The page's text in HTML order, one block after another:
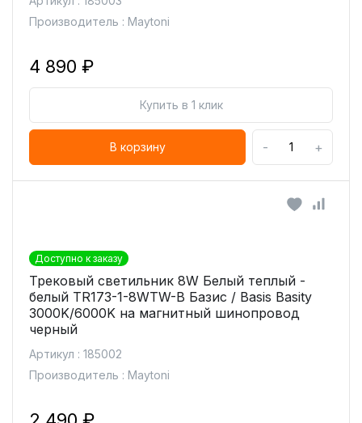
Производитель : Maytoni
4 890 ₽
Купить в 1 клик
В корзину - +
Доступно к заказу
Трековый светильник 8W Белый теплый -
белый TR173-1-8WTW-B Базис / Basis Basity
3000K/6000K на магнитный шинопровод
черный
Артикул : 185002
Производитель : Maytoni